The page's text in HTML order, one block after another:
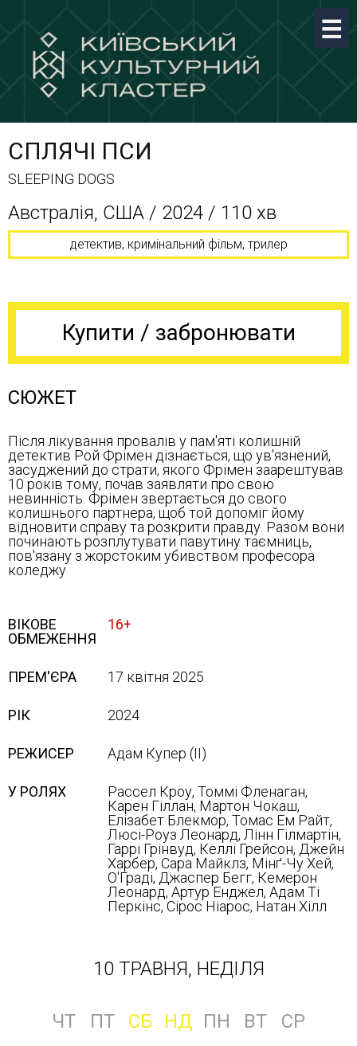
СПЛЯЧІ ПСИ
SLEEPING DOGS
Австралія, США / 2024 / 110 хв
детектив, кримінальний фільм, трилер
Купити / забронювати
СЮЖЕТ
Після лікування провалів у пам'яті колишній
детектив Рой Фрімен дізнається, що ув'язнений,
засуджений до страти, якого Фрімен заарештував
10 років тому, почав заявляти про свою
невинність. Фрімен звертається до свого
колишнього партнера, щоб той допоміг йому
відновити справу та розкрити правду. Разом вони
починають розплутувати павутину таємниць,
пов'язану з жорстоким убивством професора
коледжу
ВІКОВЕ
ОБМЕЖЕННЯ
16+
ПРЕМ'ЄРА 17 квітня 2025
РІК 2024
РЕЖИСЕР Адам Купер (ІІ)
У РОЛЯХ
Рассел Кроу, Томмі Фленаган,
Карен Гіллан, Мартон Чокаш,
Елізабет Блекмор, Томас Ем Райт,
Люсі-Роуз Леонард, Лінн Гілмартін,
Гаррі Грінвуд, Келлі Грейсон, Джейн
Харбер, Сара Майклз, Мінґ-Чу Хей,
О'Граді, Джаспер Бегг, Кемерон
Леонард, Артур Енджел, Адам Ті
Перкінс, Сірос Ніарос, Натан Хілл
10 ТРАВНЯ, НЕДІЛЯ
ЧТ ПТ СБ НД ПН ВТ
СР